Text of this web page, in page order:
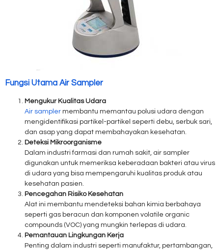
Fungsi Utama Air Sampler
Mengukur Kualitas Udara
Air sampler membantu memantau polusi udara dengan
mengidentifikasi partikel-partikel seperti debu, serbuk sari,
dan asap yang dapat membahayakan kesehatan.
Deteksi Mikroorganisme
Dalam industri farmasi dan rumah sakit, air sampler
digunakan untuk memeriksa keberadaan bakteri atau virus
di udara yang bisa mempengaruhi kualitas produk atau
kesehatan pasien.
Pencegahan Risiko Kesehatan
Alat ini membantu mendeteksi bahan kimia berbahaya
seperti gas beracun dan komponen volatile organic
compounds (VOC) yang mungkin terlepas di udara.
Pemantauan Lingkungan Kerja
Penting dalam industri seperti manufaktur, pertambangan,